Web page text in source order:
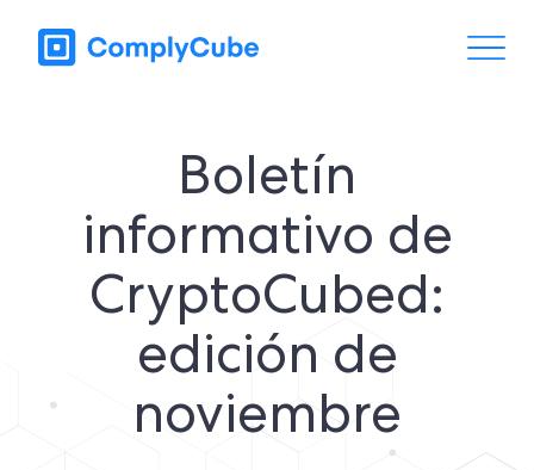
Boletín
informativo de
CryptoCubed:
edición de
noviembre